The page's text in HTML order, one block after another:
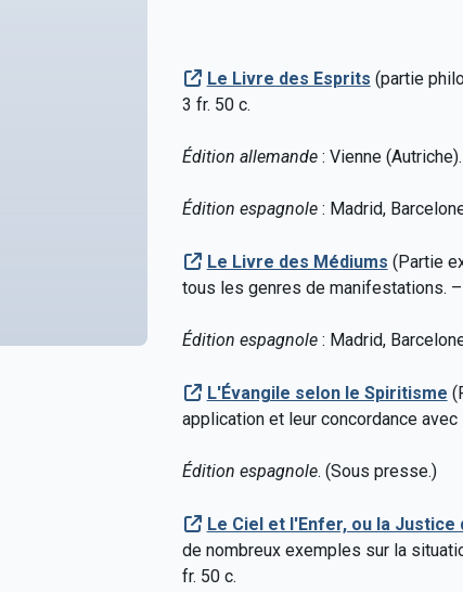
Le Livre des Esprits (partie
3 fr. 50 c.
Édition allemande : Vienne
Édition espagnole : Madrid,
Le Livre des Médiums (Partie
tous les genres de manifestations. –
Édition espagnole : Madrid,
L'Évangile selon le Spiritisme
application et leur concordance
Édition espagnole. (Sous presse.)
Le Ciel et l'Enfer, ou la
de nombreux exemples sur la
fr. 50 c.